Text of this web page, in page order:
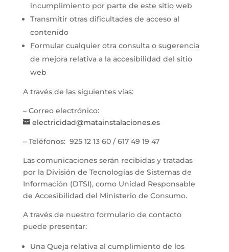
incumplimiento por parte de este sitio web
Transmitir otras dificultades de acceso al
contenido
Formular cualquier otra consulta o sugerencia
de mejora relativa a la accesibilidad del sitio
web
A través de las siguientes vías:
– Correo electrónico:
electricidad@matainstalaciones.es
– Teléfonos: 925 12 13 60 / 617 49 19 47
Las comunicaciones serán recibidas y tratadas
por la División de Tecnologías de Sistemas de
Información (DTSI), como Unidad Responsable
de Accesibilidad del Ministerio de Consumo.
A través de nuestro formulario de contacto
puede presentar:
Una Queja relativa al cumplimiento de los